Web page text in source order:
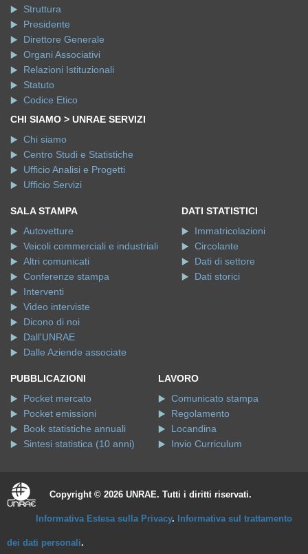
Struttura
Presidente
Direttore Generale
Organi Associativi
Relazioni Istituzionali
Statuto
Codice Etico
CHI SIAMO > UNRAE SERVIZI
Chi siamo
Centro Studi e Statistiche
Ufficio Analisi e Progetti
Ufficio Servizi
SALA STAMPA
Autovetture
Veicoli commerciali e industriali
Altri comunicati
Conferenze stampa
Interventi
Video interviste
Dicono di noi
Dall'UNRAE
Dalle Aziende associate
DATI STATISTICI
Immatricolazioni
Circolante
Dati di settore
Dati storici
PUBBLICAZIONI
Pocket mercato
Pocket emissioni
Book statistiche annuali
Sintesi statistica (10 anni)
LAVORO
Comunicato stampa
Regolamento
Locandina
Invio Curriculum
Copyright © 2026 UNRAE. Tutti i diritti riservati.
Informativa Estesa sulla Privacy. Informativa sul trattamento
dei dati personali.